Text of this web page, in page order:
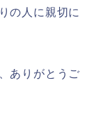
の人に親切に
ありがとうご